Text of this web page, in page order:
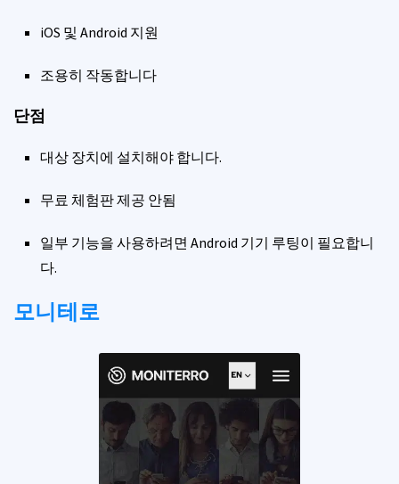
iOS 및 Android 지원
조용히 작동합니다
단점
대상 장치에 설치해야 합니다.
무료 체험판 제공 안됨
일부 기능을 사용하려면 Android 기기 루팅이 필요합니
다.
모니테로